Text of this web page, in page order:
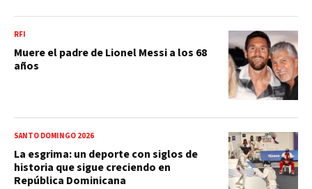
RFI
Muere el padre de Lionel Messi a los 68
años
SANTO DOMINGO 2026
La esgrima: un deporte con siglos de
historia que sigue creciendo en
República Dominicana